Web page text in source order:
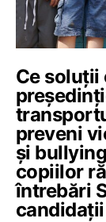
Ce soluții
preveni
și
copiilor
întrebări